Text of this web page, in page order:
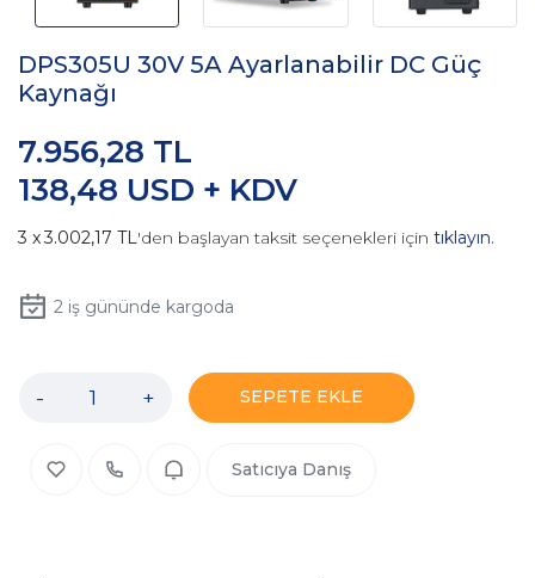
DPS305U 30V 5A Ayarlanabilir DC Güç
Kaynağı
138,48 USD + KDV
7.956,28 TL
3.002,17 TL'den başlayan taksit seçenekleri için tıklayın.
2iş gününde kargoda
- + SEPETE EKLE
Satıcıya Danış